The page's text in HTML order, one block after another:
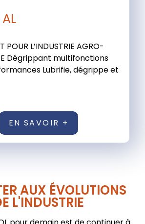
POUR L’INDUSTRIE AGRO-
Dégrippant multifonctions
Lubrifie, dégrippe et
EN SAVOIR +
AUX ÉVOLUTIONS
L'INDUSTRIE